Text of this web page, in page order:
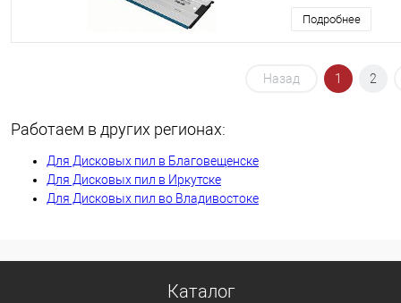
Подробнее
Назад 1 2
Работаем в других регионах:
Для Дисковых пил в Благовещенске
Для Дисковых пил в Иркутске
Для Дисковых пил во Владивостоке
Каталог